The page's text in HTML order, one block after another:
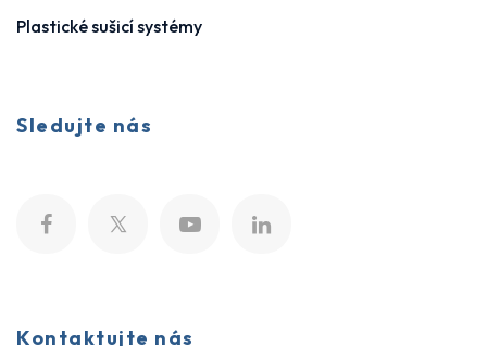
Plastické sušicí systémy
Sledujte nás
Kontaktujte nás